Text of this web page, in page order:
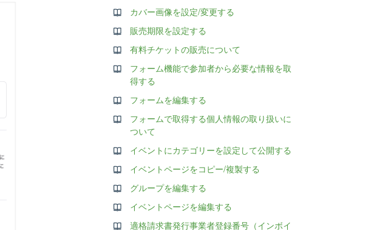
カバー画像を設定/変更する
販売期限を設定する
有料チケットの販売について
フォーム機能で参加者から必要な情報を取
得する
フォームを編集する
フォームで取得する個人情報の取り扱いに
ついて
イベントにカテゴリーを設定して公開する
イベントページをコピー/複製する
グループを編集する
イベントページを編集する
適格請求書発行事業者登録番号（インボイ